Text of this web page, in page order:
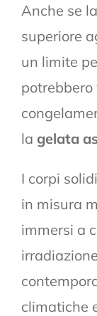
Anche se
superiore
un limite
la gelata
I corpi
in misura
immersi a
climatiche